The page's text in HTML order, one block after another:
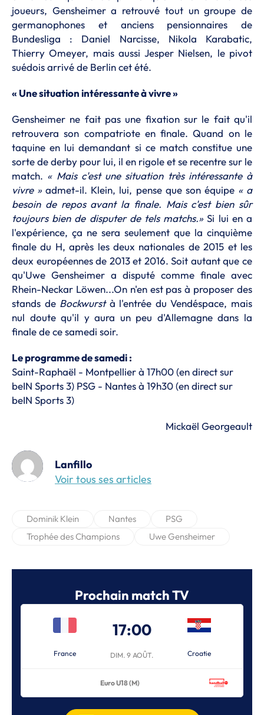
joueurs, Gensheimer a retrouvé tout un groupe de
germanophones et anciens pensionnaires de
Bundesliga : Daniel Narcisse, Nikola Karabatic,
Thierry Omeyer, mais aussi Jesper Nielsen, le pivot
suédois arrivé de Berlin cet été.
« Une situation intéressante à vivre »
Gensheimer ne fait pas une fixation sur le fait qu'il
retrouvera son compatriote en finale. Quand on le
taquine en lui demandant si ce match constitue une
sorte de derby pour lui, il en rigole et se recentre sur le
match. « Mais c'est une situation très intéressante à
vivre » admet-il. Klein, lui, pense que son équipe « a
besoin de repos avant la finale. Mais c'est bien sûr
toujours bien de disputer de tels matchs.» Si lui en a
l'expérience, ça ne sera seulement que la cinquième
finale du H, après les deux nationales de 2015 et les
deux européennes de 2013 et 2016. Soit autant que ce
qu'Uwe Gensheimer a disputé comme finale avec
Rhein-Neckar Löwen...On n'en est pas à proposer des
stands de Bockwurstà l'entrée du Vendéspace, mais
nul doute qu'il y aura un peu d'Allemagne dans la
finale de ce samedi soir.
Le programme de samedi :
Saint-Raphaël - Montpellier à 17h00 (en direct sur
beIN Sports 3) PSG - Nantes à 19h30 (en direct sur
beIN Sports 3)
Mickaël Georgeault
Lanfillo
Voir tous ses articles
Dominik Klein Nantes
PSG
Trophée des Champions
Uwe Gensheimer
Prochain match TV
France
17:00
DIM. 9 AOÛT. Croatie
Euro U18 (M)